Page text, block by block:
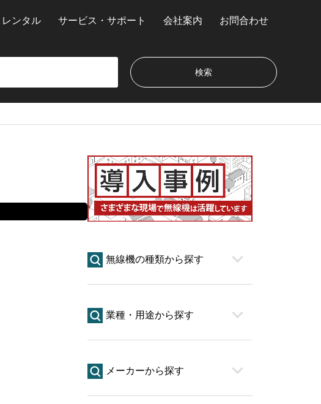
レンタル サービス・サポート 会社案内 お問合わせ
無線機の種類から探す
業種・用途から探す
メーカーから探す